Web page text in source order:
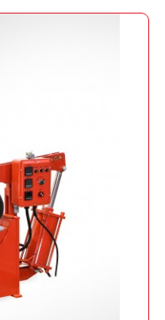
PKW-Reifen,
mittels Druck von